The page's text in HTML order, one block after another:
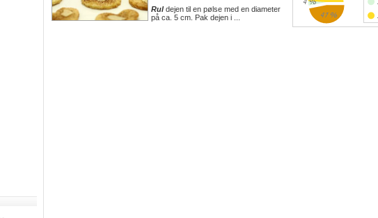
Ruldejen til en pølse med en diameter
på ca. 5 cm. Pak dejen i ...